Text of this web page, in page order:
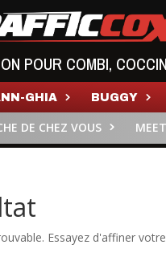
POUR COMBI,
GHIA BUGGY
DE CHEZ VOUS
Essayez d'affiner